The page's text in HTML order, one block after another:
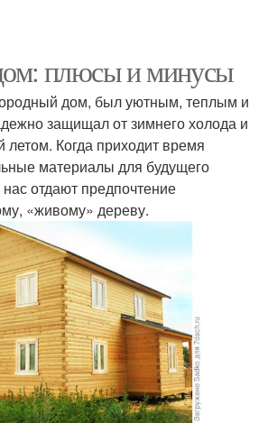
плюсы и минусы
дом, был уютным, теплым и
защищал от зимнего холода и
летом. Когда приходит время
материалы для будущего
отдают предпочтение
«живому» дереву.